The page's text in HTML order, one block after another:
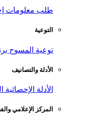
طلب معلومات
التوعية
توعية المسوح
الأدلة والتصانيف
الأدلة الإحصائية
المركز الإعلامي